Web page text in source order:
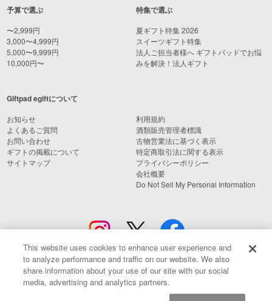
予算で選ぶ
〜2,999円
3,000〜4,999円
5,000〜9,999円
10,000円〜
特集で選ぶ
夏ギフト特集 2026
スイーツギフト特集
法人ご担当者様へ ギフトパッドでお悩
みを解決！法人ギフト
Giftpad egiftについて
お知らせ
よくあるご質問
お問い合わせ
ギフトの掲載について
サイトマップ
利用規約
酒類販売管理者標識
古物営業法に基づく表示
特定商取引法に関する表示
プライバシーポリシー
会社概要
Do Not Sell My Personal Information
© Giftpad Co., Ltd.
This website uses cookies to enhance user experience and
to analyze performance and traffic on our website. We also
share information about your use of our site with our social
media, advertising and analytics partners.